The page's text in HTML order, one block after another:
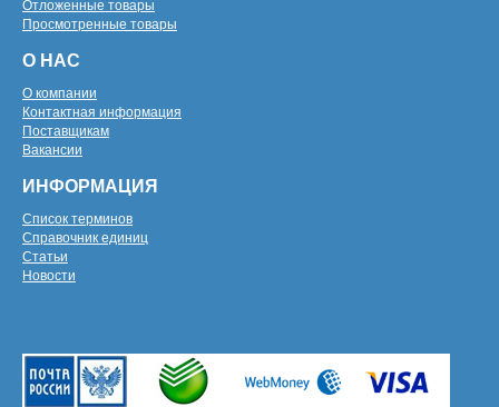
Отложенные товары
Просмотренные товары
О НАС
О компании
Контактная информация
Поставщикам
Вакансии
ИНФОРМАЦИЯ
Список терминов
Справочник единиц
Статьи
Новости